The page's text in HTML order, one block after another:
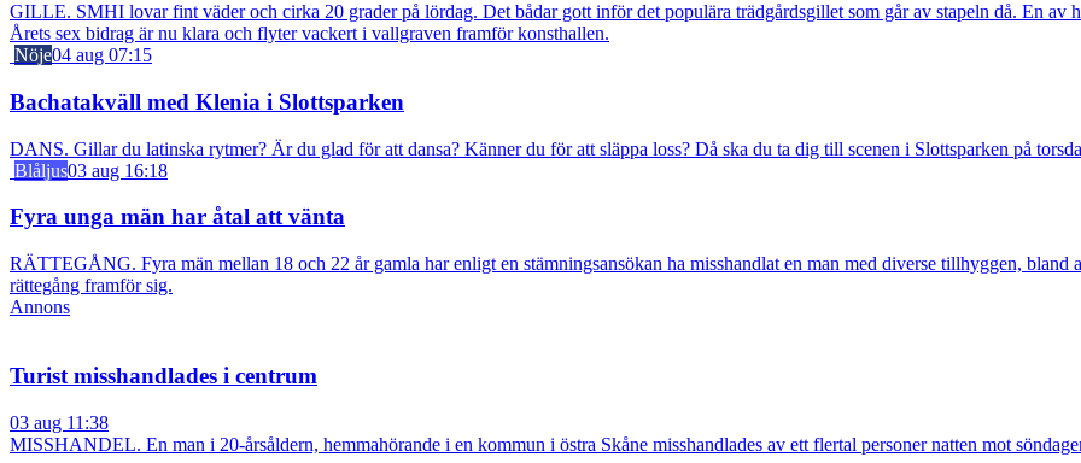
GILLE. SMHI lovar fint väder och cirka 20 grader på lördag. Det bådar gott inför det populära trädgårdsgillet som går av stapeln då. En av
Årets sex bidrag är nu klara och flyter vackert i vallgraven framför konsthallen.
Nöje04 aug 07:15
Bachatakväll med Klenia i Slottsparken
DANS. Gillar du latinska rytmer? Är du glad för att dansa? Känner du för att släppa loss? Då ska du ta dig till scenen i Slottsparken på
Blåljus03 aug 16:18
Fyra unga män har åtal att vänta
RÄTTEGÅNG. Fyra män mellan 18 och 22 år gamla har enligt en stämningsansökan ha misshandlat en man med diverse tillhyggen, bland
rättegång framför sig.
Annons
Turist misshandlades i centrum
03 aug 11:38
MISSHANDEL. En man i 20-årsåldern, hemmahörande i en kommun i östra Skåne misshandlades av ett flertal personer natten mot